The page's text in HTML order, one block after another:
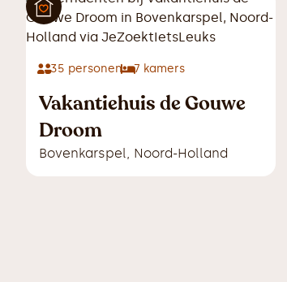
35 personen 7 kamers
Vakantiehuis de Gouwe
Droom
Bovenkarspel, Noord-Holland